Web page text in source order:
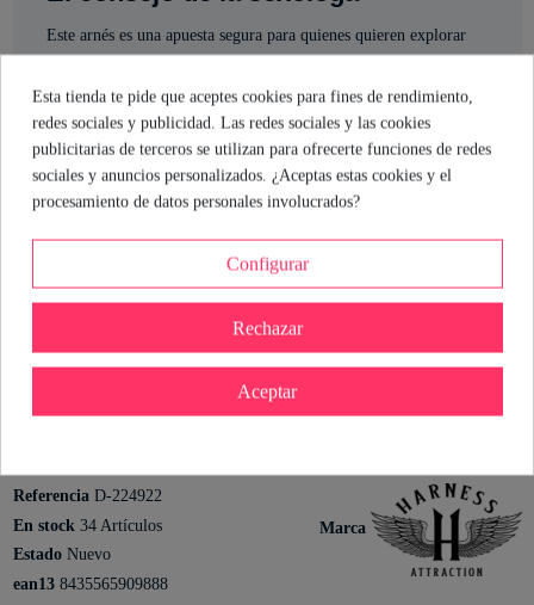
Este arnés es una apuesta segura para quienes quieren explorar
nuevas sensaciones con total comodidad. Su sistema de correa y
el Harness Click lo hacen versátil y fácil de usar, tanto si eres
principiante como si ya tienes experiencia. El pene realista y los
materiales suaves suman puntos para que la experiencia sea tan
placentera como segura. Prueba, experimenta y disfruta a tu
Cristina Rodriguez
Sexóloga de Industrial Erótica
Marca
Referencia D-224922
En stock 34 Artículos
Estado Nuevo
ean13 8435565909888
Esta tienda te pide que aceptes cookies para fines de rendimiento,
redes sociales y publicidad. Las redes sociales y las cookies
publicitarias de terceros se utilizan para ofrecerte funciones de redes
sociales y anuncios personalizados. ¿Aceptas estas cookies y el
procesamiento de datos personales involucrados?
Configurar
Rechazar
Aceptar